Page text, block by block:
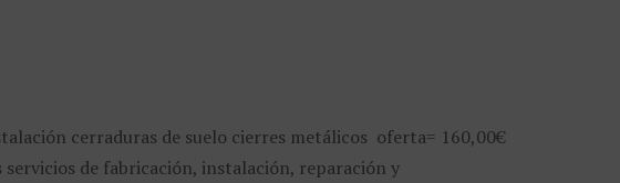
cerraduras de suelo cierres metálicos oferta= 160,00€
de fabricación, instalación, reparación y